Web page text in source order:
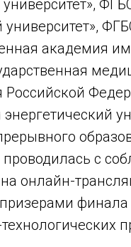
академия
Российской
энергетический
с
онлайн-
финала